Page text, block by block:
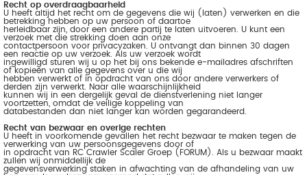
Recht op overdraagbaarheid
U heeft altijd het recht om de gegevens die wij (laten) verwerken en die
betrekking hebben op uw persoon of daartoe
herleidbaar zijn, door een andere partij te laten uitvoeren. U kunt een
verzoek met die strekking doen aan onze
contactpersoon voor privacyzaken. U ontvangt dan binnen 30 dagen
een reactie op uw verzoek. Als uw verzoek wordt
ingewilligd sturen wij u op het bij ons bekende e-mailadres afschriften
of kopieën van alle gegevens over u die wij
hebben verwerkt of in opdracht van ons door andere verwerkers of
derden zijn verwerkt. Naar alle waarschijnlijkheid
kunnen wij in een dergelijk geval de dienstverlening niet langer
voortzetten, omdat de veilige koppeling van
databestanden dan niet langer kan worden gegarandeerd.
Recht van bezwaar en overige rechten
U heeft in voorkomende gevallen het recht bezwaar te maken tegen de
verwerking van uw persoonsgegevens door of
in opdracht van RC Crawler Scaler Groep (FORUM). Als u bezwaar maakt
zullen wij onmiddellijk de
gegevensverwerking staken in afwachting van de afhandeling van uw